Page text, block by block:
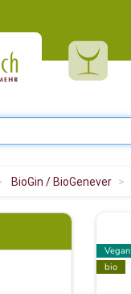
BioGin / BioGenever
Vegan
bio